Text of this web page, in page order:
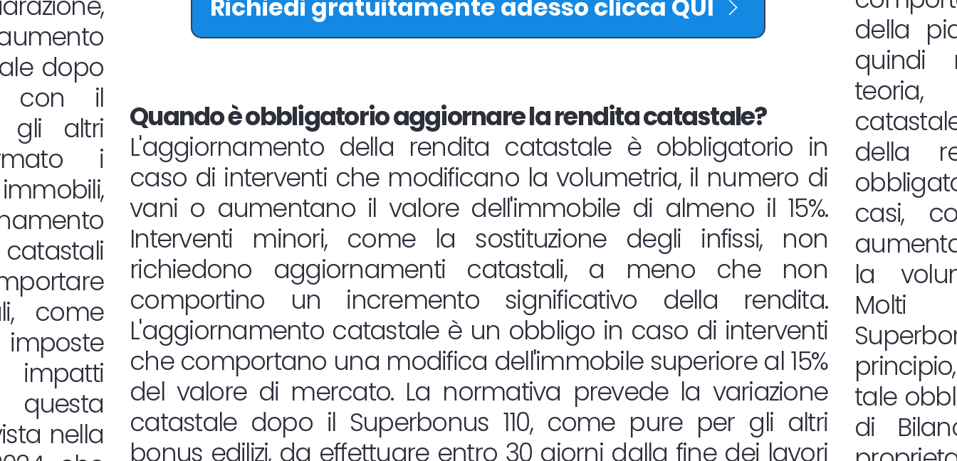
dopo
con il
gli altri
i
come
questa
nella
Richiedi gratuitamente adesso clicca QUI
Quando è obbligatorio aggiornare la rendita catastale?
L'aggiornamento della rendita catastale è obbligatorio in
caso di interventi che modificano la volumetria, il numero di
vani o aumentano il valore dell'immobile di almeno il 15%.
Interventi minori, come la sostituzione degli infissi, non
richiedono aggiornamenti catastali, a meno che non
comportino un incremento significativo della rendita.
L'aggiornamento catastale è un obbligo in caso di interventi
che comportano una modifica dell'immobile superiore al 15%
del valore di mercato. La normativa prevede la variazione
catastale dopo il Superbonus 110, come pure per gli altri
bonus edilizi, da effettuare entro 30 giorni dalla fine dei lavori
della
quindi
teoria,
della
casi,
la
Molti
tale
di